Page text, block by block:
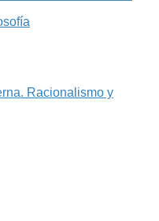
Racionalismo y